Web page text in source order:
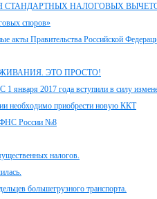
СТАНДАРТНЫХ НАЛОГОВЫХ
споров»
акты Правительства Российской
ЭТО ПРОСТО!
января 2017 года вступили в силу
необходимо приобрести новую ККТ
России №8
налогов.
большегрузного транспорта.